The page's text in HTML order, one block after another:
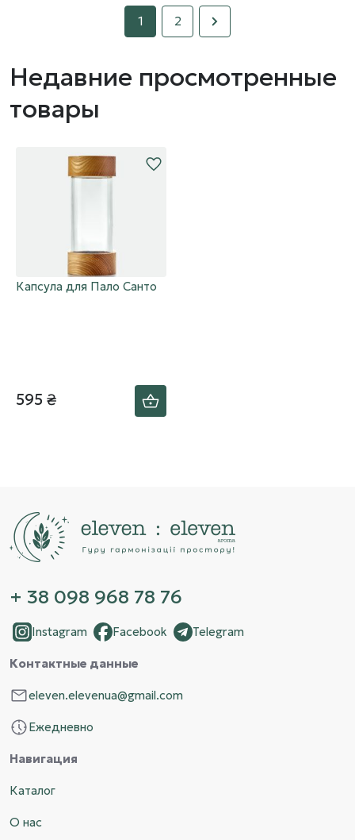
1 2
Недавние просмотренные
товары
Капсула для Пало Санто
595 ₴
+ 38 098 968 78 76
Instagram Facebook Telegram
Контактные данные
eleven.elevenua@gmail.com
Ежедневно
Навигация
Каталог
О нас